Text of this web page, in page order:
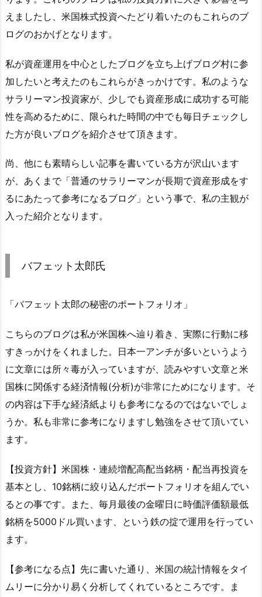
えましたし、米国株式投資へたどり着いたのもこれらのブ
ログのおかげとなります。
私が資産運用を中心としたブログを立ち上げブログ村に参
加したいと考えたのもこれらがきっかけです。私のような
サラリーマン投資家が、少しでも資産形成に成功する可能
性を高めるために、限られた時間の中でも毎日チェックし
た方が良いブログを紹介させて頂きます。
尚、他にも素晴らしい記事を書いている方が沢山います
が、あくまで「普通のサラリーマンが長期で資産形成をす
るにあたって参考になるブログ」という事で、私の主観が
入った紹介となります。
バフェット太郎氏
「バフェット太郎の秘密のポートフォリオ」
こちらのブログは私が米国株へ辿り着き、実際に行動に移
すきっかけをくれました。日本一アンチが多いというよう
に文章には所々毒が入っていますが、読みやすい文章と米
国株に関係する経済情報(分析)が非常にためになります。そ
の内容は下手な経済紙よりも参考になるのではないでしょ
うか。私も非常に参考になりますし勉強をさせて頂いてい
ます。
【投資方針】米国株・連続増配高配当銘柄・配当再投資を
基本とし、10銘柄に絞り込んだポートフォリオを組んでい
るとの事です。また、毎月最後の金曜日に時価評価額最低
銘柄を5000ドル買います、という鉄の掟で運用を行ってい
ます。
【参考になる点】先に書いた通り、米国の統計情報をタイ
ムリーに分かり易く分析してくれているところです。ま